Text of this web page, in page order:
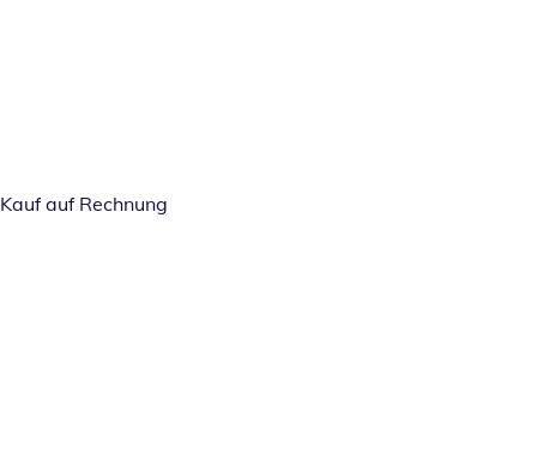
Kauf auf Rechnung